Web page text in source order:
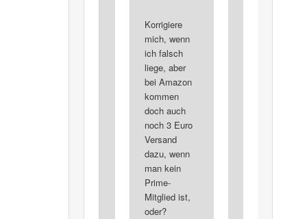
Korrigiere
mich, wenn
ich falsch
liege, aber
bei Amazon
kommen
doch auch
noch 3 Euro
Versand
dazu, wenn
man kein
Prime-
Mitglied ist,
oder?